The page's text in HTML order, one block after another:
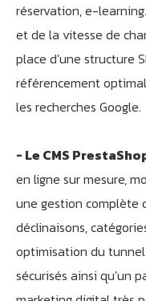
réservation, e-
et de la vitesse de
place d’une structure
référencement
les recherches Google.
- Le CMS
en ligne sur mesure,
une gestion complète
déclinaisons,
optimisation du
sécurisés ainsi qu’un